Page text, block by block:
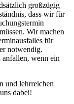
großzügig
dass wir für
Wir machen
für
notwendig.
anfallen, wenn ein
und lehrreichen
dabei!